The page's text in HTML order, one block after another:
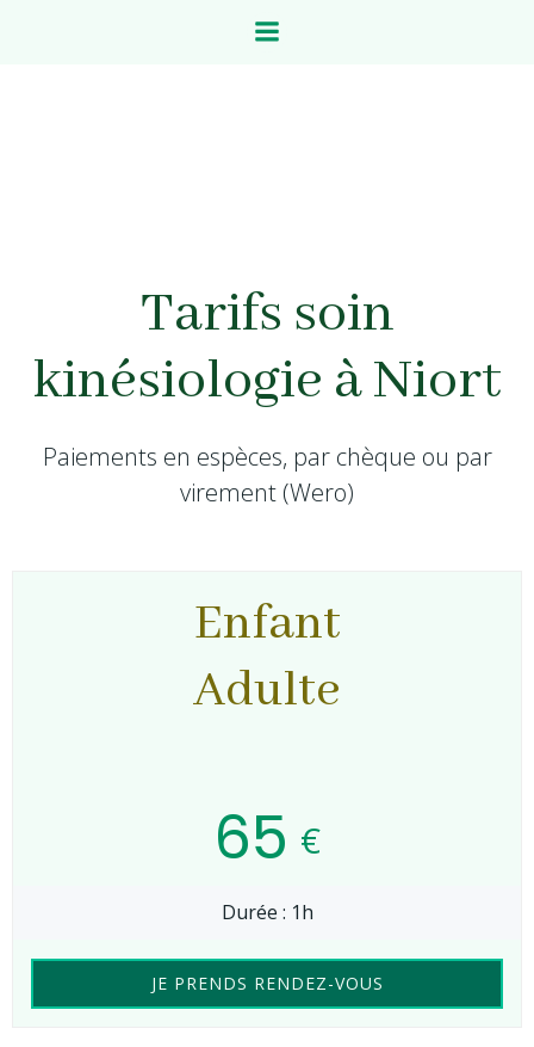
au
Tarifs soin
kinésiologie à Niort
Paiements en espèces, par chèque ou par
virement (Wero)
Enfant
Adulte
65 €
Durée : 1h
JE PRENDS RENDEZ-VOUS